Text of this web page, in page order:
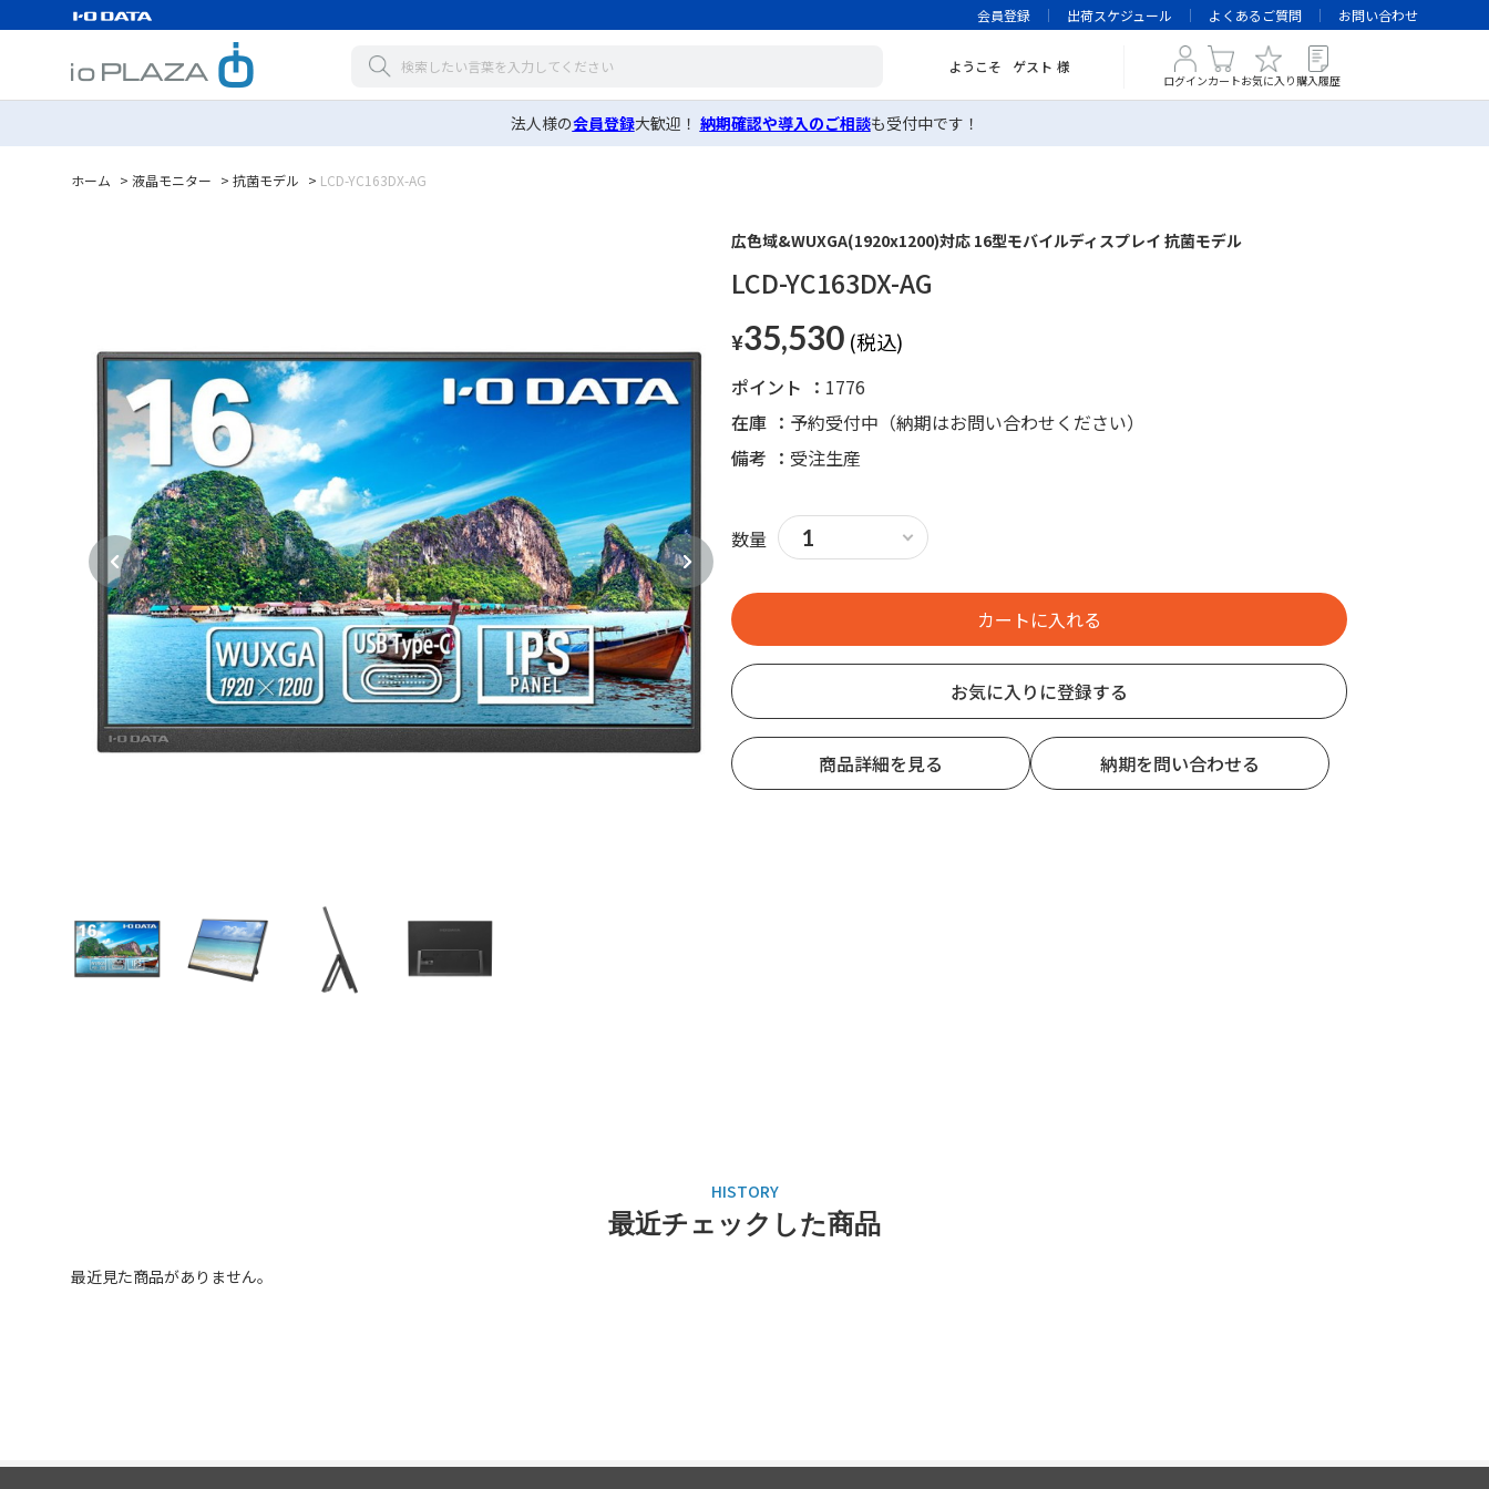
会員登録 出荷スケジュール よくあるご質問 お問い合わせ
ようこそ ゲスト 様
ログインカートお気に入り 購入履歴
法人様の会員登録大歓迎！ 納期確認や導入のご相談も受付中です！
ホーム > 液晶モニター > 抗菌モデル > LCD-YC163DX-AG
広色域&WUXGA(1920x1200)対応 16型モバイルディスプレイ 抗菌モデル
LCD-YC163DX-AG
¥35,530
ポイント
1776
在庫
予約受付中（納期はお問い合わせください）
備考
受注生産
数量
お気に入りに登録する
商品詳細を見る 納期を問い合わせる
最近チェックした商品
最近見た商品がありません。